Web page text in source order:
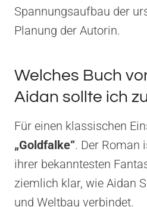
Spannungsaufbau der
Planung der Autorin.
Welches Buch
Aidan sollte ich
Für einen klassischen
„Goldfalke“. Der Roman
ihrer bekanntesten
ziemlich klar, wie Aidan
und Weltbau verbindet.